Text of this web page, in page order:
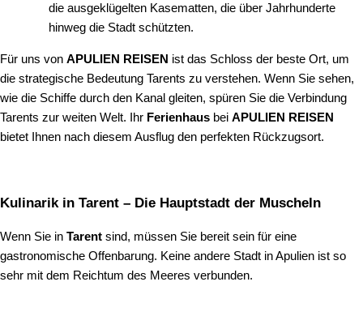
die ausgeklügelten Kasematten, die über Jahrhunderte
hinweg die Stadt schützten.
Für uns von APULIEN REISEN ist das Schloss der beste Ort, um
die strategische Bedeutung Tarents zu verstehen. Wenn Sie sehen,
wie die Schiffe durch den Kanal gleiten, spüren Sie die Verbindung
Tarents zur weiten Welt. Ihr Ferienhaus bei APULIEN REISEN
bietet Ihnen nach diesem Ausflug den perfekten Rückzugsort.
Kulinarik in Tarent – Die Hauptstadt der Muscheln
Wenn Sie in Tarent sind, müssen Sie bereit sein für eine
gastronomische Offenbarung. Keine andere Stadt in Apulien ist so
sehr mit dem Reichtum des Meeres verbunden.